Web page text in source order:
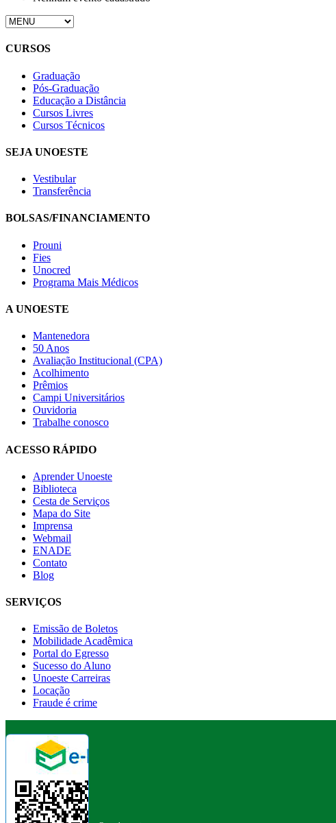
CURSOS
Graduação
Pós-Graduação
Educação a Distância
Cursos Livres
Cursos Técnicos
SEJA UNOESTE
Vestibular
Transferência
BOLSAS/FINANCIAMENTO
Prouni
Fies
Unocred
Programa Mais Médicos
A UNOESTE
Mantenedora
50 Anos
Avaliação Institucional (CPA)
Acolhimento
Prêmios
Campi Universitários
Ouvidoria
Trabalhe conosco
ACESSO RÁPIDO
Aprender Unoeste
Biblioteca
Cesta de Serviços
Mapa do Site
Imprensa
Webmail
ENADE
Contato
Blog
SERVIÇOS
Emissão de Boletos
Mobilidade Acadêmica
Portal do Egresso
Sucesso do Aluno
Unoeste Carreiras
Locação
Fraude é crime